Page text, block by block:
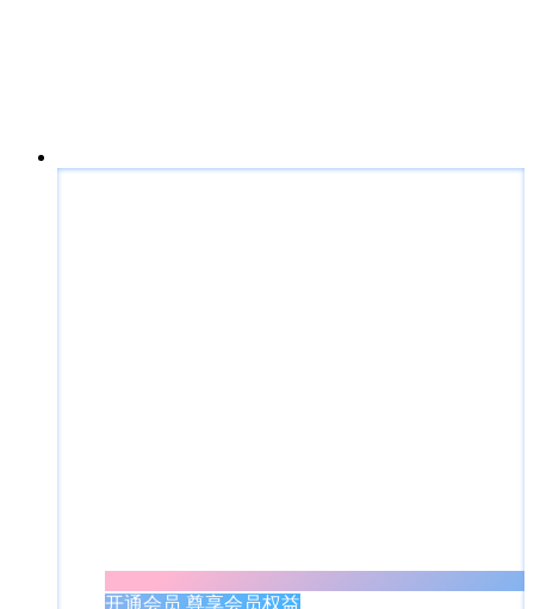
开通会员 尊享会员权益